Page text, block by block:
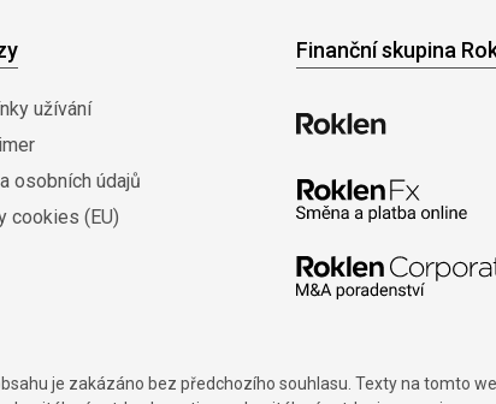
užívání
osobních údajů
cookies (EU)
Finanční skupina
je zakázáno bez předchozího souhlasu. Texty na tomto